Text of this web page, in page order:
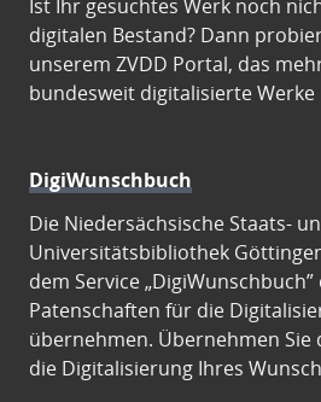
Ist Ihr gesuchtes Werk noch
digitalen Bestand? Dann
unserem ZVDD Portal, das
bundesweit digitalisierte Werke
DigiWunschbuch
Die Niedersächsische Staats-
Universitätsbibliothek
dem Service
Patenschaften für die
übernehmen. Übernehmen Sie
die Digitalisierung Ihres